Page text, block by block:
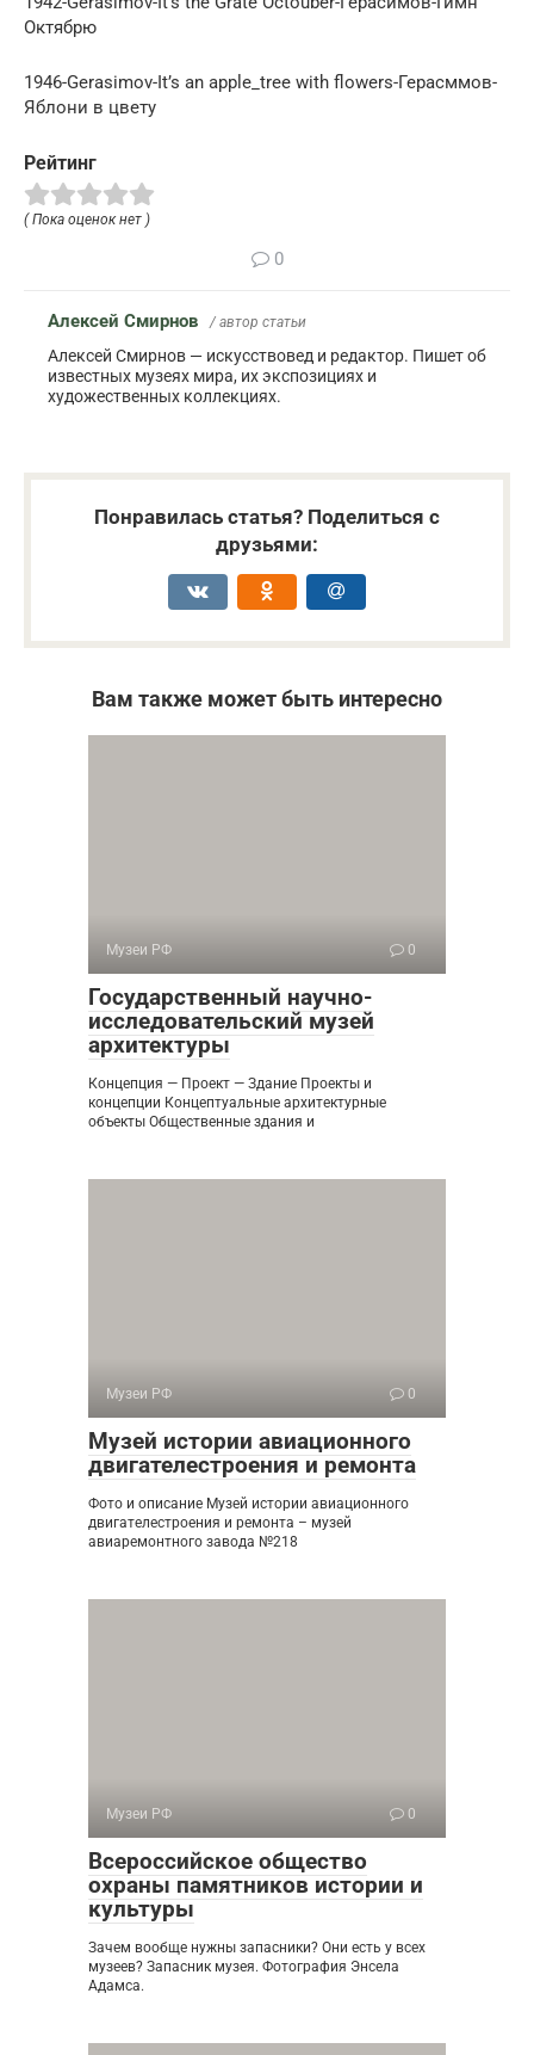
Октябрю
1946-Gerasimov-It’s an apple_tree with flowers-Герасммов-
Яблони в цвету
Рейтинг
( Пока оценок нет )
0
Алексей Смирнов / автор статьи
Алексей Смирнов — искусствовед и редактор. Пишет об
известных музеях мира, их экспозициях и
художественных коллекциях.
Понравилась статья? Поделиться с
друзьями:
Вам также может быть интересно
Музеи РФ 0
Государственный научно-
исследовательский музей
архитектуры
Концепция — Проект — Здание Проекты и
концепции Концептуальные архитектурные
объекты Общественные здания и
Музеи РФ 0
Музей истории авиационного
двигателестроения и ремонта
Фото и описание Музей истории авиационного
двигателестроения и ремонта – музей
авиаремонтного завода №218
Музеи РФ 0
Всероссийское общество
охраны памятников истории и
культуры
Зачем вообще нужны запасники? Они есть у всех
музеев? Запасник музея. Фотография Энсела
Адамса.